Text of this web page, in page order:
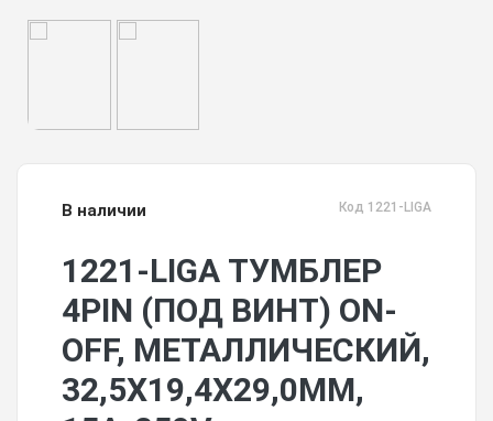
В наличии Код 1221-LIGA
1221-LIGA ТУМБЛЕР
4PIN (ПОД ВИНТ) ON-
OFF, МЕТАЛЛИЧЕСКИЙ,
32,5Х19,4Х29,0ММ,